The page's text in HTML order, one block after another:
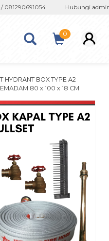
Hubungi admin
0
HYDRANT BOX TYPE A2
80 x 100 x 18 CM